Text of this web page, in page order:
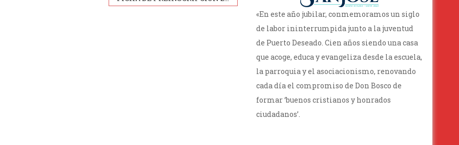
«En este año jubilar, conmemoramos un siglo
de labor ininterrumpida junto a la juventud
de Puerto Deseado. Cien años siendo una casa
que acoge, educa y evangeliza desde la escuela,
la parroquia y el asociacionismo, renovando
cada día el compromiso de Don Bosco de
formar ‘buenos cristianos y honrados
ciudadanos’.